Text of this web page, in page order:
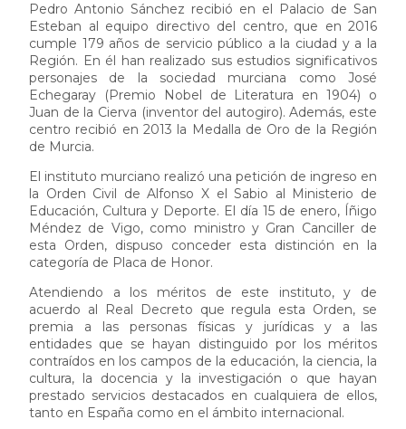
Pedro Antonio Sánchez recibió en el Palacio de San
Esteban al equipo directivo del centro, que en 2016
cumple 179 años de servicio público a la ciudad y a la
Región. En él han realizado sus estudios significativos
personajes de la sociedad murciana como José
Echegaray (Premio Nobel de Literatura en 1904) o
Juan de la Cierva (inventor del autogiro). Además, este
centro recibió en 2013 la Medalla de Oro de la Región
de Murcia.
El instituto murciano realizó una petición de ingreso en
la Orden Civil de Alfonso X el Sabio al Ministerio de
Educación, Cultura y Deporte. El día 15 de enero, Íñigo
Méndez de Vigo, como ministro y Gran Canciller de
esta Orden, dispuso conceder esta distinción en la
categoría de Placa de Honor.
Atendiendo a los méritos de este instituto, y de
acuerdo al Real Decreto que regula esta Orden, se
premia a las personas físicas y jurídicas y a las
entidades que se hayan distinguido por los méritos
contraídos en los campos de la educación, la ciencia, la
cultura, la docencia y la investigación o que hayan
prestado servicios destacados en cualquiera de ellos,
tanto en España como en el ámbito internacional.